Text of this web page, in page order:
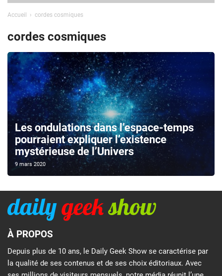
Accueil cordes cosmiques
cordes cosmiques
Les ondulations dans l’espace-temps
pourraient expliquer l’existence
mystérieuse de l’Univers
9 mars 2020
À PROPOS
Depuis plus de 10 ans, le Daily Geek Show se caractérise par
la qualité de ses contenus et de ses choix éditoriaux. Avec